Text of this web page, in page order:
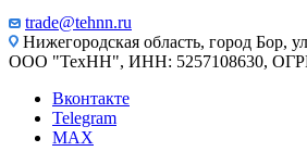
trade@tehnn.ru
Нижегородская область, город Бор,
ООО "ТехНН", ИНН: 5257108630,
Вконтакте
Telegram
MAX